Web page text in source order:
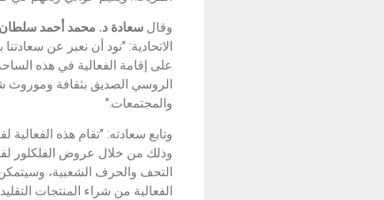
وقال سعادة د. محمد أحمد سلطان
الاتحادية: "نود أن نعبر عن
على إقامة الفعالية في هذه
الروسي الصديق بثقافة وموروث
والمجتمعات."
وتابع سعادته: "تقام هذه
وذلك من خلال عروض الفلكلور
التحف والحرف الشعبية، وسيتمكن
الفعالية من شراء المنتجات